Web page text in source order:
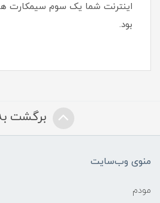
اینترنت شما یک سوم سیمکارت
بود.
برگشت به
منوی وب‌سایت
مودم